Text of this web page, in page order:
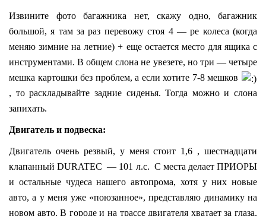
Извините фото багажника нет, скажу одно, багажник
большой, я там за раз перевожу стоя 4 — ре колеса (когда
меняю зимние на летние) + еще остается место для ящика с
инструментами. В общем слона не увезете, но три — четыре
мешка картошки без проблем, а если хотите 7-8 мешков
, то раскладывайте задние сиденья. Тогда можно и слона
запихать.
Двигатель и подвеска:
Двигатель очень резвый, у меня стоит 1,6 , шестнадцати
клапанный DURATEC — 101 л.с. С места делает ПРИОРЫ
и остальные чудеса нашего автопрома, хотя у них новые
авто, а у меня уже «поюзанное», представляю динамику на
новом авто. В городе и на трассе двигателя хватает за глаза,